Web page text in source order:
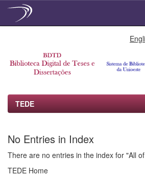
TEDE
No Entries in Index
There are no entries in the index for "All
TEDE Home